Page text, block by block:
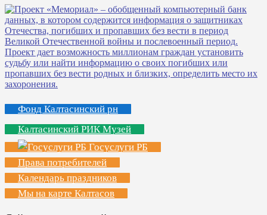
Фонд Калтасинский рн
Калтасинский РИК Музей
Госуслуги РБ
Права потребителей
Календарь праздников
Мы на карте Калтасов